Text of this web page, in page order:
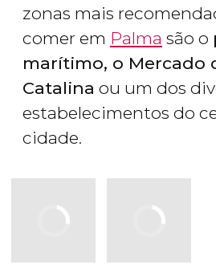
zonas mais
comer em Palma são o
marítimo, o Mercado
Catalina ou um dos
estabelecimentos do
cidade.